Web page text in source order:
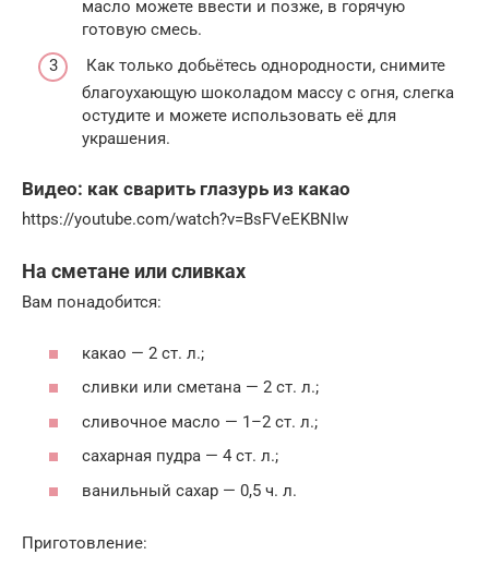
масло можете ввести и позже, в горячую
готовую смесь.
Как только добьётесь однородности, снимите
благоухающую шоколадом массу с огня, слегка
остудите и можете использовать её для
украшения.
Видео: как сварить глазурь из какао
https://youtube.com/watch?v=BsFVeEKBNIw
На сметане или сливках
Вам понадобится:
какао — 2 ст. л.;
сливки или сметана — 2 ст. л.;
сливочное масло — 1–2 ст. л.;
сахарная пудра — 4 ст. л.;
ванильный сахар — 0,5 ч. л.
Приготовление: